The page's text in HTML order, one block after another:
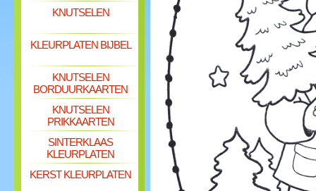
KNUTSELEN
KLEURPLATEN BIJBEL
KNUTSELEN
BORDUURKAARTEN
KNUTSELEN
PRIKKAARTEN
SINTERKLAAS
KLEURPLATEN
KERST KLEURPLATEN